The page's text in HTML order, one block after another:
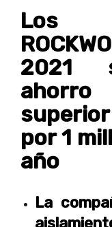
Los
2021
por 1
año
La